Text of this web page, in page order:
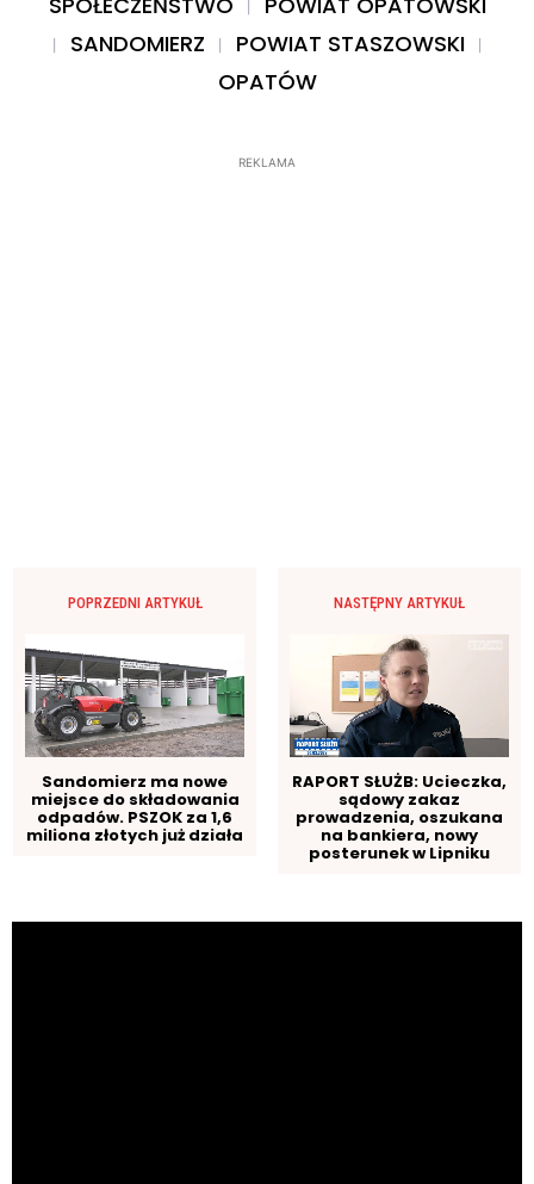
SANDOMIERZ
POWIAT STASZOWSKI
OPATÓW
REKLAMA
POPRZEDNI ARTYKUŁ
Sandomierz ma nowe
miejsce do składowania
odpadów. PSZOK za 1,6
miliona złotych już działa
NASTĘPNY ARTYKUŁ
RAPORT SŁUŻB: Ucieczka,
sądowy zakaz
prowadzenia, oszukana
na bankiera, nowy
posterunek w Lipniku